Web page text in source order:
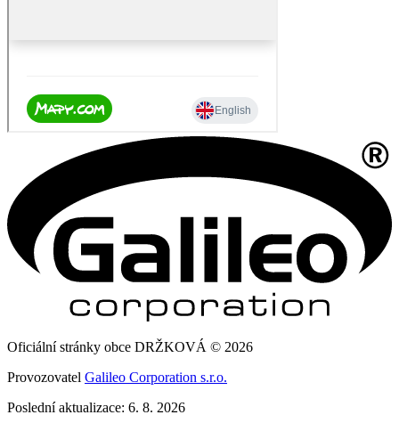
Oficiální stránky obce DRŽKOVÁ © 2026
Provozovatel Galileo Corporation s.r.o.
Poslední aktualizace: 6. 8. 2026